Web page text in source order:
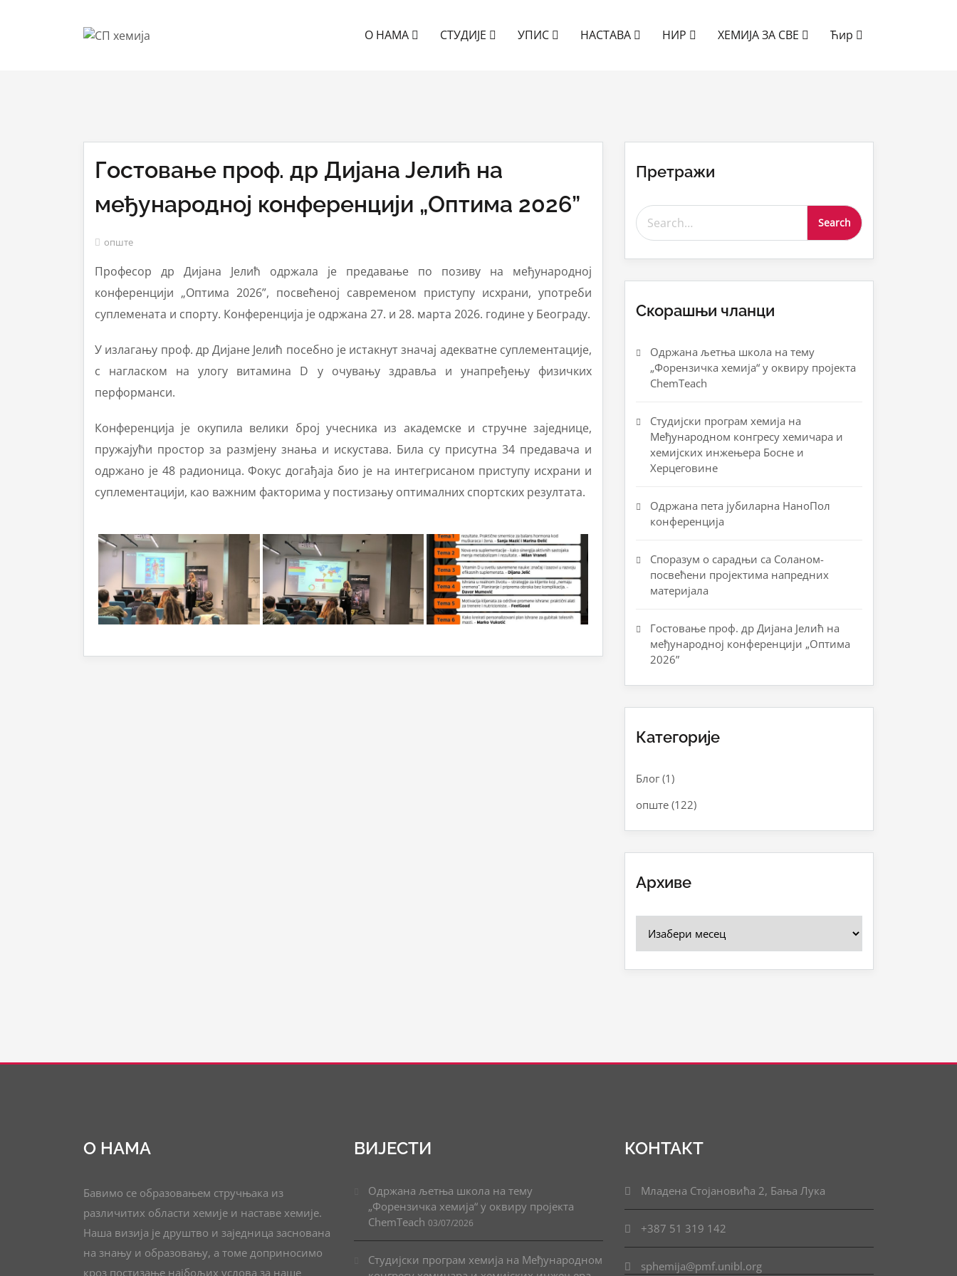
О НАМА СТУДИЈЕ УПИС НАСТАВА НИР ХЕМИЈА ЗА СВЕ Ћир
Гостовање проф. др Дијана Јелић на
међународној конференцији „Оптима 2026”
опште
Професор др Дијана Јелић одржала је предавање по позиву на међународној
конференцији „Оптима 2026”, посвећеној савременом приступу исхрани, употреби
суплемената и спорту. Конференција је одржана 27. и 28. марта 2026. године у Београду.
У излагању проф. др Дијане Јелић посебно је истакнут значај адекватне суплементације,
с нагласком на улогу витамина D у очувању здравља и унапређењу физичких
перформанси.
Конференција је окупила велики број учесника из академске и стручне заједнице,
пружајући простор за размјену знања и искустава. Била су присутна 34 предавача и
одржано је 48 радионица. Фокус догађаја био је на интегрисаном приступу исхрани и
суплементацији, као важним факторима у постизању оптималних спортских резултата.
Претражи
Search for:
Скорашњи чланци
Одржана љетња школа на тему
„Форензичка хемија“ у оквиру пројекта
ChemTeach
Студијски програм хемија на
Међународном конгресу хемичара и
хемијских инжењера Босне и
Херцеговине
Одржана пета јубиларна НаноПол
конференција
Споразум о сарадњи са Соланом-
посвећени пројектима напредних
материјала
Гостовање проф. др Дијана Јелић на
међународној конференцији „Оптима
2026”
Категорије
Блог(1)
опште (122)
Архиве
О НАМА
Бавимо се образовањем стручњака из
различитих области хемије и наставе хемије.
Наша визија је друштво и заједница заснована
на знању и образовању, а томе доприносимо
кроз постизање најбољих услова за наше
ВИЈЕСТИ
Одржана љетња школа на тему
„Форензичка хемија“ у оквиру пројекта
ChemTeach 03/07/2026
Студијски програм хемија на Међународном
КОНТАКТ
Младена Стојановића 2, Бања Лука
+387 51 319 142
sphemija@pmf.unibl.org